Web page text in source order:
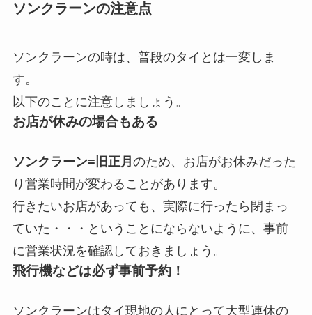
ソンクラーンの注意点
ソンクラーンの時は、普段のタイとは一変しま
す。
以下のことに注意しましょう。
お店が休みの場合もある
ソンクラーン=旧正月 のため、お店がお休みだった
り営業時間が変わることがあります。
行きたいお店があっても、実際に行ったら閉まっ
ていた・・・ということにならないように、事前
に営業状況を確認しておきましょう。
飛行機などは必ず事前予約！
ソンクラーンはタイ現地の人にとって大型連休の